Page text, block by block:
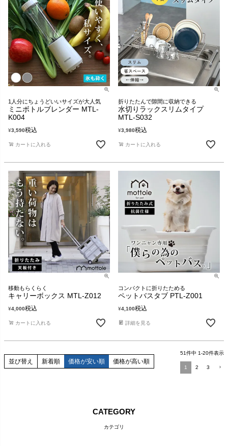
1人分にちょうどいいサイズが大人気
ミニボトルブレンダー MTL-
K004
¥3,590税込
カートに入れる
折りたたんで隙間に収納できる
水切りラックスリムタイプ
MTL-S032
¥3,980税込
カートに入れる
移動もらくらく
キャリーボックス MTL-Z012
¥4,000税込
カートに入れる
コンパクトに折りたためる
ペットバスタブ PTL-Z001
¥4,100税込
詳細を見る
並び替え 新着順 価格が安い順 価格が高い順
51件中 1-20件表示
1 2 3
CATEGORY
カテゴリ